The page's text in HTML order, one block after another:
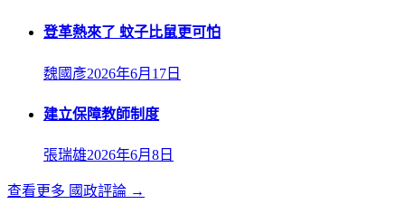
登革熱來了 蚊子比鼠更可怕
魏國彥2026年6月17日
建立保障教師制度
張瑞雄2026年6月8日
查看更多 國政評論 →